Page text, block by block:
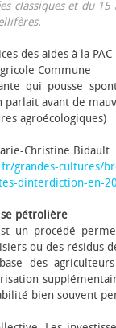
classiques et du
des aides à la PAC
Commune
qui pousse
parlait avant de
agroécologiques)
Christine Bidault
grandes-cultures/
dinterdiction-en-
pétrolière
un procédé
ou des résidus
des
bien souvent